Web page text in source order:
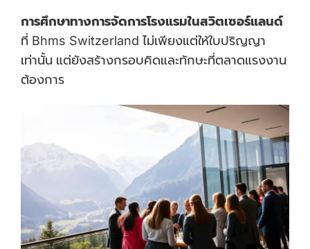
การศึกษาทางการจัดการโรงแรมในสวิตเซอร์แลนด์
ที่ Bhms Switzerland ไม่เพียงแต่ให้ใบปริญญา
เท่านั้น แต่ยังสร้างกรอบคิดและทักษะที่ตลาดแรงงาน
ต้องการ